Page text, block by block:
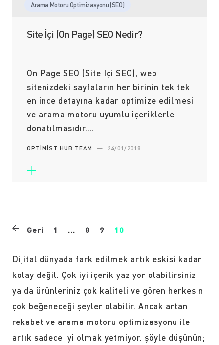
Arama Motoru Optimizasyonu (SEO)
Site İçi (On Page) SEO Nedir?
On Page SEO (Site İçi SEO), web
sitenizdeki sayfaların her birinin tek tek
en ince detayına kadar optimize edilmesi
ve arama motoru uyumlu içeriklerle
donatılmasıdır.…
OPTIMIST HUB TEAM — 24/01/2018
Geri 1 ... 8 9 10
Dijital dünyada fark edilmek artık eskisi kadar
kolay değil. Çok iyi içerik yazıyor olabilirsiniz
ya da ürünleriniz çok kaliteli ve gören herkesin
çok beğeneceği şeyler olabilir. Ancak artan
rekabet ve arama motoru optimizasyonu ile
artık sadece iyi olmak yetmiyor. şöyle düşünün;